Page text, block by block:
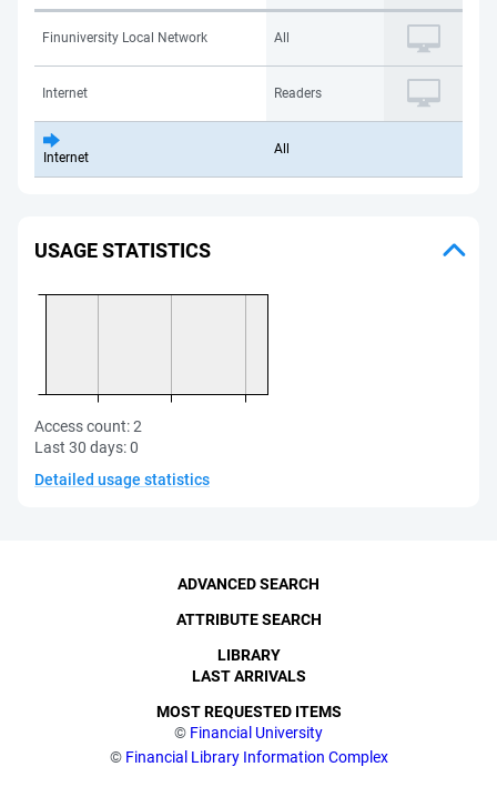
Finuniversity Local Network All
Internet Readers
Internet
All
USAGE STATISTICS
Access count:2
Last 30 days:0
Detailed usage statistics
© Financial University
© Financial Library Information Complex
ADVANCED SEARCH
ATTRIBUTE SEARCH
LIBRARY
LAST ARRIVALS
MOST REQUESTED ITEMS